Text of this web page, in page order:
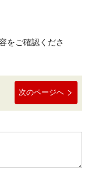
をご確認くださ
次のページへ